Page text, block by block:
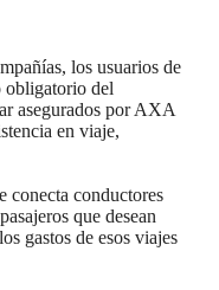
los usuarios de
obligatorio del
asegurados por AXA
en viaje,
conecta conductores
que desean
gastos de esos viajes